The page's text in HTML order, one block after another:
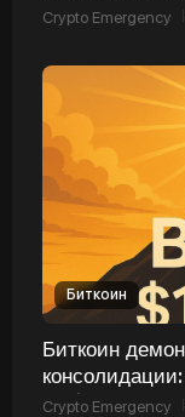
Crypto Emergency
Биткоин
Биткоин
до $140 000
Crypto Emergency